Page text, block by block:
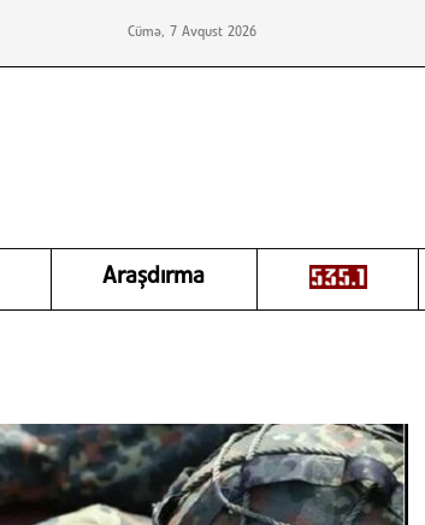
Cümə, 7 Avqust 2026
Araşdırma